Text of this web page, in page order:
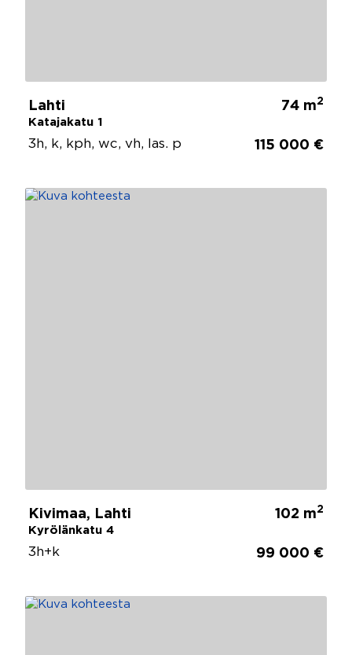
Lahti
Katajakatu 1
74 m2
3h, k, kph, wc, vh, las. p 115 000 €
Kivimaa, Lahti
Kyrölänkatu 4
102 m2
3h+k 99 000 €